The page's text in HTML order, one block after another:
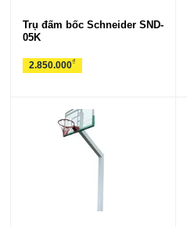
Trụ đấm bốc Schneider SND-
05K
2.850.000₫